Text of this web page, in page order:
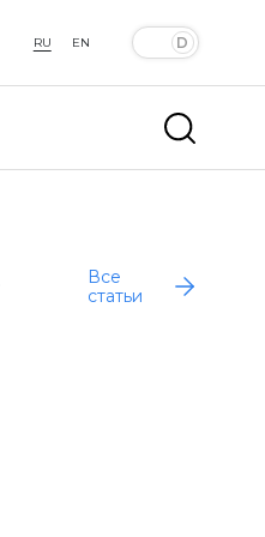
RU EN
Все
статьи